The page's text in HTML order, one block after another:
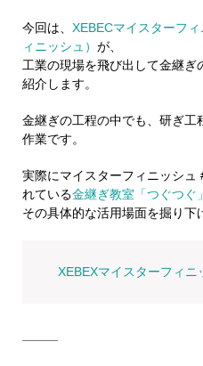
今回は、 XEBECマイスターフ
ィニッシュ） が、
工業の現場を飛び出して金継
紹介します。
金継ぎの工程の中でも、研ぎ工
作業です。
実際にマイスターフィニッシュ
れている金継ぎ教室「つぐつぐ」
その具体的な活用場面を掘り下
XEBEXマイスターフィニ